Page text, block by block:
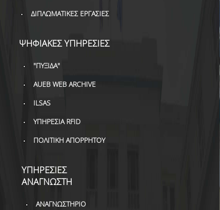
ΔΙΠΛΩΜΑΤΙΚΕΣ ΕΡΓΑΣΙΕΣ
ΨΗΦΙΑΚΕΣ ΥΠΗΡΕΣΙΕΣ
"ΠΥΞΙΔΑ"
AUEB WEB ARCHIVE
ILSAS
ΥΠΗΡΕΣΙΑ RFID
ΠΟΛΙΤΙΚΗ ΑΠΟΡΡΗΤΟΥ
ΥΠΗΡΕΣΙΕΣ
ΑΝΑΓΝΩΣΤΗ
ΑΝΑΓΝΩΣΤΗΡΙΟ